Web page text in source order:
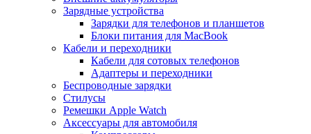
Зарядные устройства
Зарядки для телефонов и планшетов
Блоки питания для MacBook
Кабели и переходники
Кабели для сотовых телефонов
Адаптеры и переходники
Беспроводные зарядки
Стилусы
Ремешки Apple Watch
Аксессуары для автомобиля